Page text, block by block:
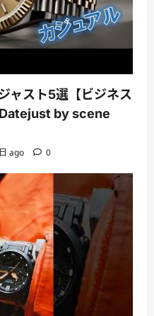
ャスト5選【ビジネス
by scene
ago 0